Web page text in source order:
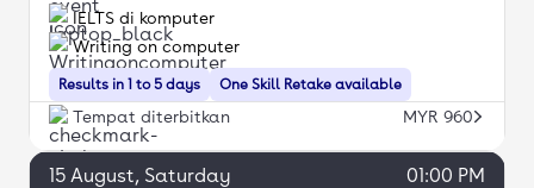
Results in 1 to 5 days
IELTS di komputer
Writing on computer
One Skill Retake available
Tempat diterbitkan MYR 960
15 August, Saturday 01:00 PM